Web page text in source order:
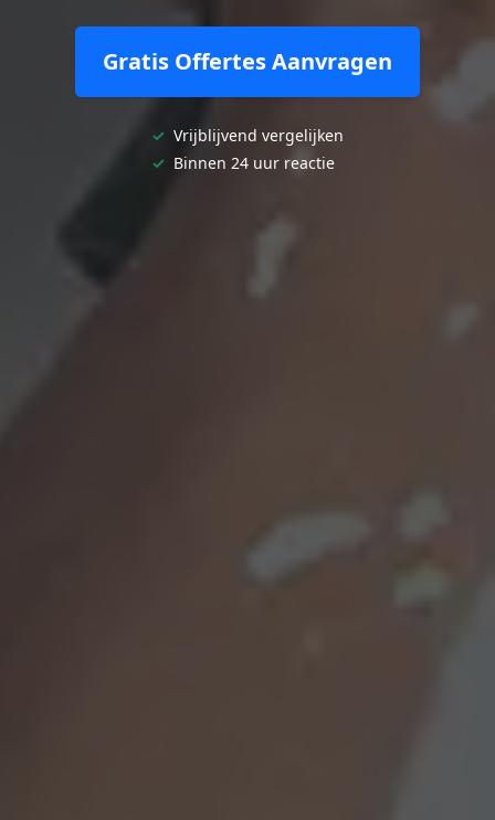
Gratis Offertes Aanvragen
✓ Vrijblijvend vergelijken
✓ Binnen 24 uur reactie